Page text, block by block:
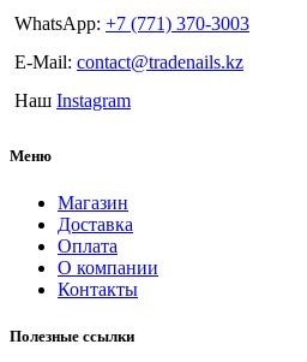
WhatsApp: +7 (771) 370-3003
E-Mail: contact@tradenails.kz
Наш Instagram
Меню
Магазин
Доставка
Оплата
О компании
Контакты
Полезные ссылки